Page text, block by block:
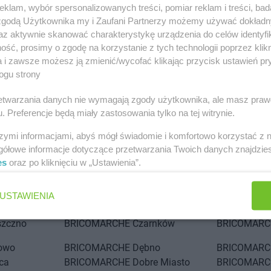
miastach
Podlaska
Podlaski
BRICOMARCHE Bielsko-Biała
BRICOMARCHE
BRICOMARCHE Czarnków
BRICOMARCHE Dębno
BRICOMARCHE Dobre Miasto
wybór spersonalizowanych treści, pomiar reklam i treści,
Użytkownika my i Zaufani Partnerzy możemy używać
aktywnie skanować charakterystykę urządzenia do celów
prosimy o zgodę na korzystanie z tych technologii poprzez
i zawsze możesz ją zmienić/wycofać klikając przycisk ustawień
strony
danych nie wymagają zgody użytkownika, ale masz
Preferencje będą miały zastosowania tylko na tej witrynie.
informacjami, abyś mógł świadomie i komfortowo korzystać z
informacje dotyczące przetwarzania Twoich danych
oraz po kliknięciu w „Ustawienia”.
USTAWIENIA